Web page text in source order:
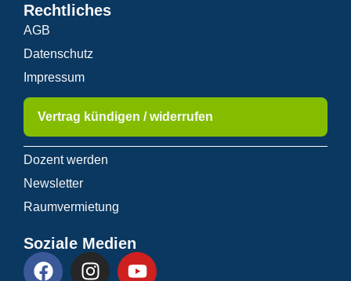
Rechtliches
AGB
Datenschutz
Impressum
Vertrag kündigen / widerrufen
Dozent werden
Newsletter
Raumvermietung
Soziale Medien